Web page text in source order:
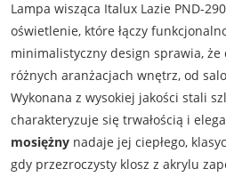
Lampa wisząca Italux Lazie PND-
oświetlenie, które łączy
minimalistyczny design sprawia,
różnych aranżacjach wnętrz, od
Wykonana z wysokiej jakości stali
charakteryzuje się trwałością i
mosiężnynadaje jej ciepłego,
gdy przezroczysty klosz z akrylu